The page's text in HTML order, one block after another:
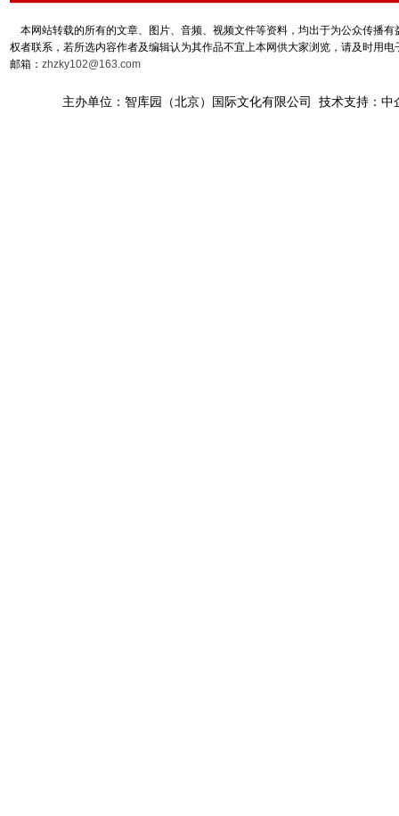
本网站转载的所有的文章、图片、音频、视频文件等资料，均出于为公众传播
权者联系，若所选内容作者及编辑认为其作品不宜上本网供大家浏览，请及时用
邮箱： zhzky102@163.com
主办单位：智库园（北京）国际文化有限公司 技术支持：